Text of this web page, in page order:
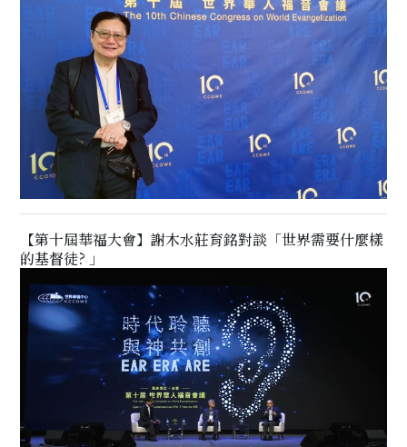
【第十屆華福大會】謝木水莊育銘對談「世界需要什麼樣
的基督徒? 」